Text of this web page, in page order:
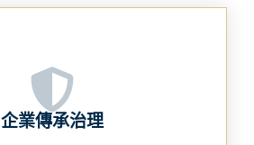
企業傳承治理